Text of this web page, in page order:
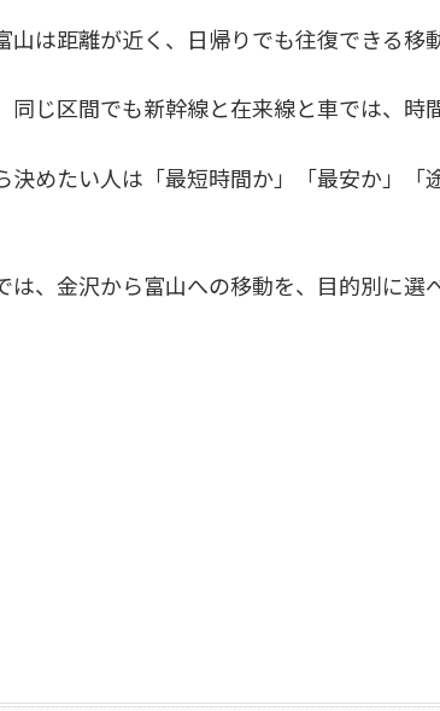
山は距離が近く、日帰りでも往復できる移
同じ区間でも新幹線と在来線と車では、時
決めたい人は「最短時間か」「最安か」
は、金沢から富山への移動を、目的別に選